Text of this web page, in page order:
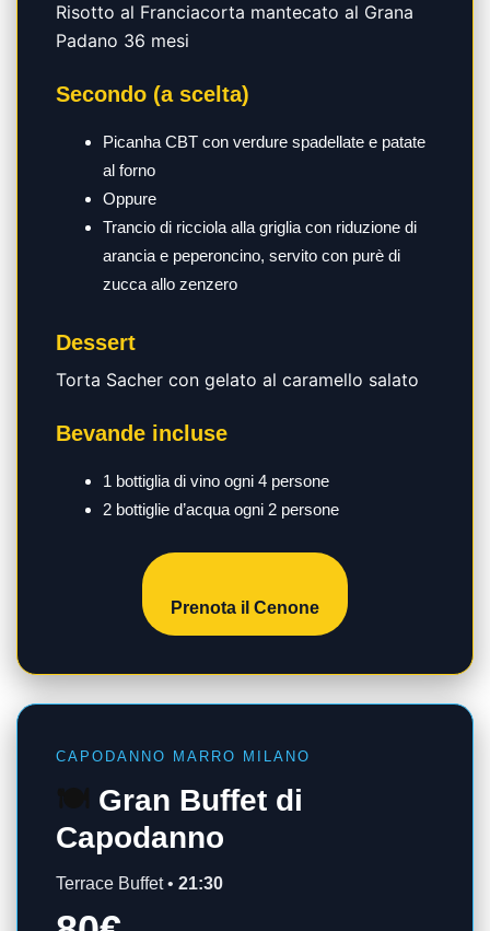
Risotto al Franciacorta mantecato al Grana
Padano 36 mesi
Secondo (a scelta)
Picanha CBT con verdure spadellate e patate
al forno
Oppure
Trancio di ricciola alla griglia con riduzione di
arancia e peperoncino, servito con purè di
zucca allo zenzero
Dessert
Torta Sacher con gelato al caramello salato
Bevande incluse
1 bottiglia di vino ogni 4 persone
2 bottiglie d’acqua ogni 2 persone
Prenota il Cenone
CAPODANNO MARRO MILANO
Gran Buffet di
Capodanno
Terrace Buffet • 21:30